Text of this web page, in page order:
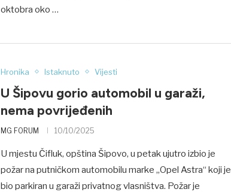
oktobra oko …
Hronika Istaknuto Vijesti
U Šipovu gorio automobil u garaži,
nema povrijeđenih
MG FORUM 10/10/2025
U mjestu Čifluk, opština Šipovo, u petak ujutro izbio je
požar na putničkom automobilu marke „Opel Astra“ koji je
bio parkiran u garaži privatnog vlasništva. Požar je